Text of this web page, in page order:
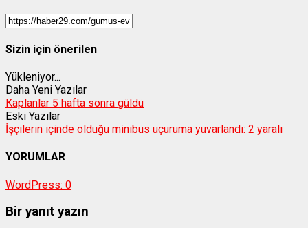
Sizin için önerilen
Yükleniyor...
Daha Yeni Yazılar
Kaplanlar 5 hafta sonra güldü
Eski Yazılar
İşçilerin içinde olduğu minibüs uçuruma yuvarlandı: 2 yaralı
YORUMLAR
WordPress: 0
Bir yanıt yazın